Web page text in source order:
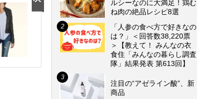
ルシーなのに大満足！鶏む
ね肉の絶品レシピ8選
「人参の食べ方で好きなの
は？」＜回答数38,220票
＞【教えて！ みんなの衣
食住「みんなの暮らし調査
隊」結果発表 第613回】
注目の“アゼライン酸”、新
商品